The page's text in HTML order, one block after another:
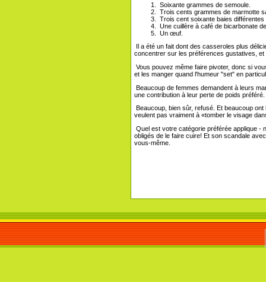
Soixante grammes de semoule.
Trois cents grammes de marmotte
Trois cent soixante baies
Une cuillère à café de bicarbonate
Un œuf.
Il a été un fait dont des casseroles plus
concentrer sur les préférences gustatives,
Vous pouvez même faire pivoter, donc si
et les manger quand l'humeur "set" en
Beaucoup de femmes demandent à leurs
une contribution à leur perte de poids préféré.
Beaucoup, bien sûr, refusé. Et beaucoup
veulent pas vraiment à «tomber le visage
Quel est votre catégorie préférée applique -
obligés de le faire cuire! Et son scandale
vous-même.